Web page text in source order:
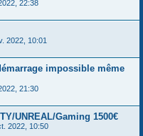
22:38
2022, 10:01
impossible même
21:30
UNREAL/Gaming 1500€
2022, 10:50